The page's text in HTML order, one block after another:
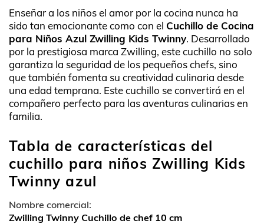
Enseñar a los niños el amor por la cocina nunca ha
sido tan emocionante como con el Cuchillo de Cocina
para Niños Azul Zwilling Kids Twinny. Desarrollado
por la prestigiosa marca Zwilling, este cuchillo no solo
garantiza la seguridad de los pequeños chefs, sino
que también fomenta su creatividad culinaria desde
una edad temprana. Este cuchillo se convertirá en el
compañero perfecto para las aventuras culinarias en
familia.
Tabla de características del
cuchillo para niños Zwilling Kids
Twinny azul
Nombre comercial:
Zwilling Twinny Cuchillo de chef 10 cm